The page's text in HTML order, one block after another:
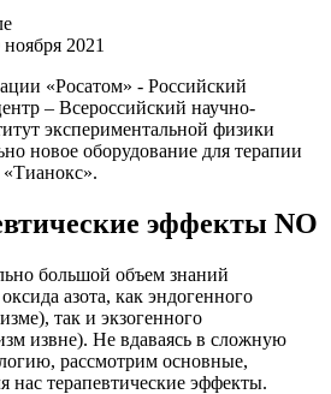
ноября 2021
«Росатом» - Российский
– Всероссийский научно-
экспериментальной физики
новое оборудование для терапии
«Тианокс».
эффекты NO
большой объем знаний
азота, как эндогенного
так и экзогенного
извне). Не вдаваясь в сложную
рассмотрим основные,
нас терапевтические эффекты.